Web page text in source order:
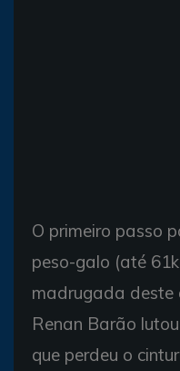
O primeiro passo
peso-galo (até
madrugada deste
Renan Barão
que perdeu o